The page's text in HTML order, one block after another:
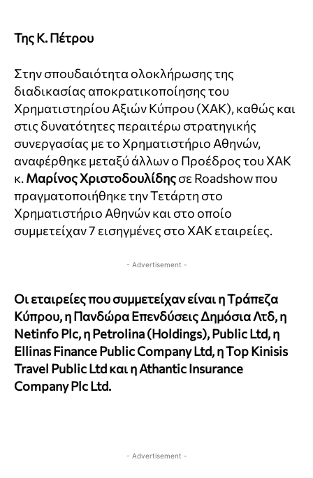
Της Κ. Πέτρου
Στην σπουδαιότητα ολοκλήρωσης της
διαδικασίας αποκρατικοποίησης του
Χρηματιστηρίου Αξιών Κύπρου (ΧΑΚ), καθώς και
στις δυνατότητες περαιτέρω στρατηγικής
συνεργασίας με το Χρηματιστήριο Αθηνών,
αναφέρθηκε μεταξύ άλλων ο Προέδρος του ΧΑΚ
κ.Μαρίνος Χριστοδουλίδηςσε Roadshowπου
πραγματοποιήθηκε την Τετάρτη στο
Χρηματιστήριο Αθηνών και στο οποίο
συμμετείχαν 7 εισηγμένες στο ΧΑΚ εταιρείες.
- Advertisement -
Οι εταιρείες που συμμετείχαν είναι η Τράπεζα
Κύπρου, η Πανδώρα Επενδύσεις Δημόσια Λτδ, η
Netinfo Plc, η Petrolina (Holdings), Public Ltd, η
Ellinas Finance Public Company Ltd, η Top Kinisis
Travel Public Ltd και η Athantic Insurance
Company Plc Ltd.
- Advertisement -